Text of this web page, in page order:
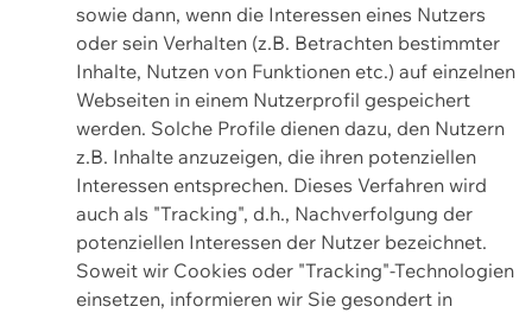
sowie dann, wenn die Interessen eines Nutzers
oder sein Verhalten (z.B. Betrachten bestimmter
Inhalte, Nutzen von Funktionen etc.) auf einzelnen
Webseiten in einem Nutzerprofil gespeichert
werden. Solche Profile dienen dazu, den Nutzern
z.B. Inhalte anzuzeigen, die ihren potenziellen
Interessen entsprechen. Dieses Verfahren wird
auch als "Tracking", d.h., Nachverfolgung der
potenziellen Interessen der Nutzer bezeichnet.
Soweit wir Cookies oder "Tracking"-Technologien
einsetzen, informieren wir Sie gesondert in